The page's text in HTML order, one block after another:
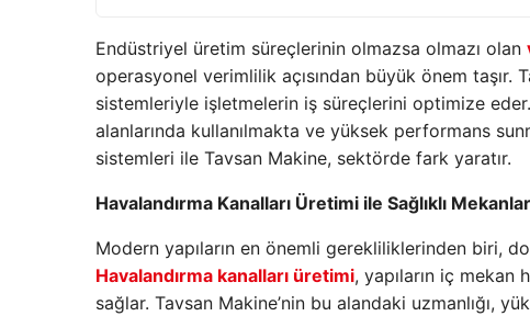
Endüstriyel üretim süreçlerinin olmazsa olmazı olan
operasyonel verimlilik açısından büyük önem taşır.
sistemleriyle işletmelerin iş süreçlerini optimize
alanlarında kullanılmakta ve yüksek performans
sistemleri ile Tavsan Makine, sektörde fark yaratır.
Havalandırma Kanalları Üretimi ile Sağlıklı Mekanlar
Modern yapıların en önemli gerekliliklerinden biri,
Havalandırma kanalları üretimi, yapıların iç
sağlar. Tavsan Makine’nin bu alandaki uzmanlığı,